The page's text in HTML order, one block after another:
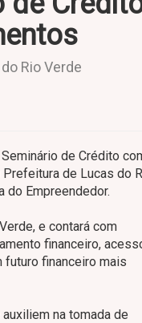
Rio Verde
de Crédito
de Lucas do
do Empreendedor.
e contará com
financeiro,
financeiro mais
na tomada de